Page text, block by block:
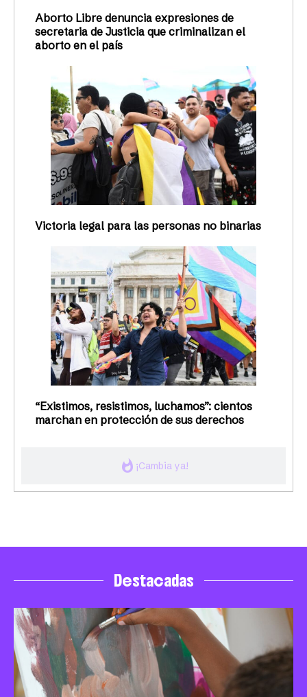
whatshot ¡Cambia ya!
Aborto Libre denuncia expresiones de
secretaria de Justicia que criminalizan el
aborto en el país
Victoria legal para las personas no binarias
“Existimos, resistimos, luchamos”: cientos
marchan en protección de sus derechos
Destacadas